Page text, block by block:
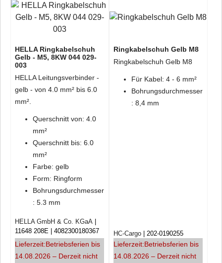
HELLA Ringkabelschuh
Gelb - M5, 8KW 044 029-
003
HELLA Leitungsverbinder -
gelb - von 4.0 mm² bis 6.0
mm².
Querschnitt von: 4.0
mm²
Querschnitt bis: 6.0
mm²
Farbe: gelb
Form: Ringform
Bohrungsdurchmesser
: 5.3 mm
HELLA GmbH & Co. KGaA
11648 208E
4082300180367
Lieferzeit:Betriebsferien bis
14.08.2026 – Derzeit nicht
Ringkabelschuh Gelb M8
Ringkabelschuh Gelb M8
Für Kabel: 4 - 6 mm²
Bohrungsdurchmesser
: 8,4 mm
HC-Cargo 202-0190255
Lieferzeit:Betriebsferien bis
14.08.2026 – Derzeit nicht